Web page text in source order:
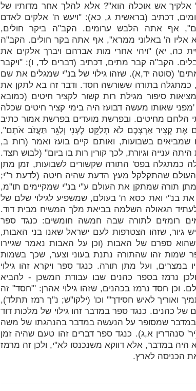
אלקיך אש אוכלה הוא"? אלא להלך אחר מדותיו של
דכתיב (בראשית ג, כא): "ויעש ה' אלקים לאדם
אף אתה הלבש ערומים. הקב"ה ביקר חולים,
אליו ה' באלוני ממרא", אף אתה בקר חולים. הקב"ה
כה, יא) "ויהי אחרי מות אברהם ויברך אלקים את
הקב"ה קבר מתים, דכתיב (דברים לד, ו): "ויקבר
(סוטה יד,א). שזהו גילוי של בנ"י שמגלים את שם
כמתגלה בתורה ששורשה חסד. ודבר זה בא לתקן את
סיפור מגילת רות קשור לקציר חיטים (כמובא
'מפני שאותו מעשה דבועז היה בימי קציר חיטים שכלה
הלחם מחיטים. ובפרשת מועדים בפרשת אמור כתיב
אֶת קְצִיר אַרְצְכֶם לֹא תְלַקֵּט לֶעָנִי וְלַגֵּר תַּעֲזֹב אֹתָם",
בשבועות, ואותם קיים בועז ואמר (רות ב,
ענייה וגיורת, לכך קורין רות בו ביום" (לבוש תצד.
כמתגלה בפס' התורה שקשורים לשבועות, זמן מתן
העולם שהתקלקל מעץ הדעת שהיה חיטה (לדעת ר"י;
תורה שמתקן את העולם ע"י בנ"י שמקיימים תו"מ,
את בנ"י ואת כסא ה' בעולם, שמשפיע לגילוי שלם של
הגאולה השלמה בביאת מלך המשיח מבית דוד.
רומזים לתורה שבה חמשה חומשים: כנגד ספר
גיור, שזהו הצטרפות לעם ישראל שאנו בני האבות,
ספרם של האבות (וכן על האבות נאמר שגיירו
שמות זהו שהתורה נתנת בעוני וצער, שכך בשמות
במצרים, ועל מתן תורה. כנגד ספר ויקרא זהו גילוי
נרמז בספר כהנים שבו עבודת המשכן - להביא
וכן חסד נרמז בכהנים, שזהו גילוי אהרן: '"חסד" זה
ואוריך לאיש חסידך"' וכו' (ילקו"ש; נ"ך רמז תתלד),
של כהנים. כנגד ספר במדבר זהו גילוי של מלכות דוד
שמסופר על הנעשה במדבר בהנהגתו של משה
סנהדרין א,ג). כנגד ספר דברים זהו טעם שהיה זמן
היה במדבר, אלא דווקא משנכנסו לא"י, ולכן זה מרמז
הכניסה לארץ.